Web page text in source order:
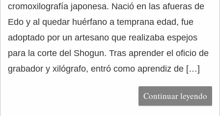
cromoxilografía japonesa. Nació en las afueras de
Edo y al quedar huérfano a temprana edad, fue
adoptado por un artesano que realizaba espejos
para la corte del Shogun. Tras aprender el oficio de
grabador y xilógrafo, entró como aprendiz de […]
Continuar leyendo